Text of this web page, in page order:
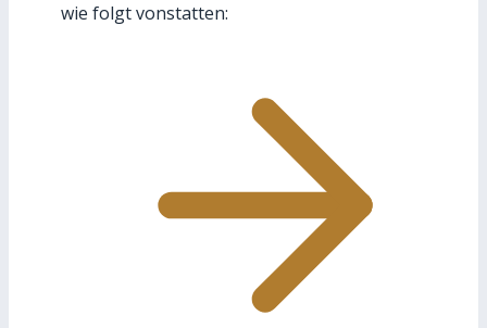
wie folgt vonstatten: